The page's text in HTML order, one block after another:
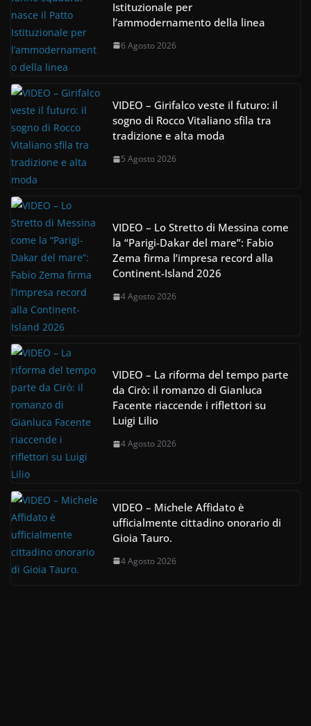
Istituzionale per
l’ammodernamento della linea
6 Agosto 2026
VIDEO – Girifalco veste il futuro: il
sogno di Rocco Vitaliano sfila tra
tradizione e alta moda
5 Agosto 2026
VIDEO – Lo Stretto di Messina come
la “Parigi-Dakar del mare”: Fabio
Zema firma l’impresa record alla
Continent-Island 2026
4 Agosto 2026
VIDEO – La riforma del tempo parte
da Cirò: il romanzo di Gianluca
Facente riaccende i riflettori su
Luigi Lilio
4 Agosto 2026
VIDEO – Michele Affidato è
ufficialmente cittadino onorario di
Gioia Tauro.
4 Agosto 2026